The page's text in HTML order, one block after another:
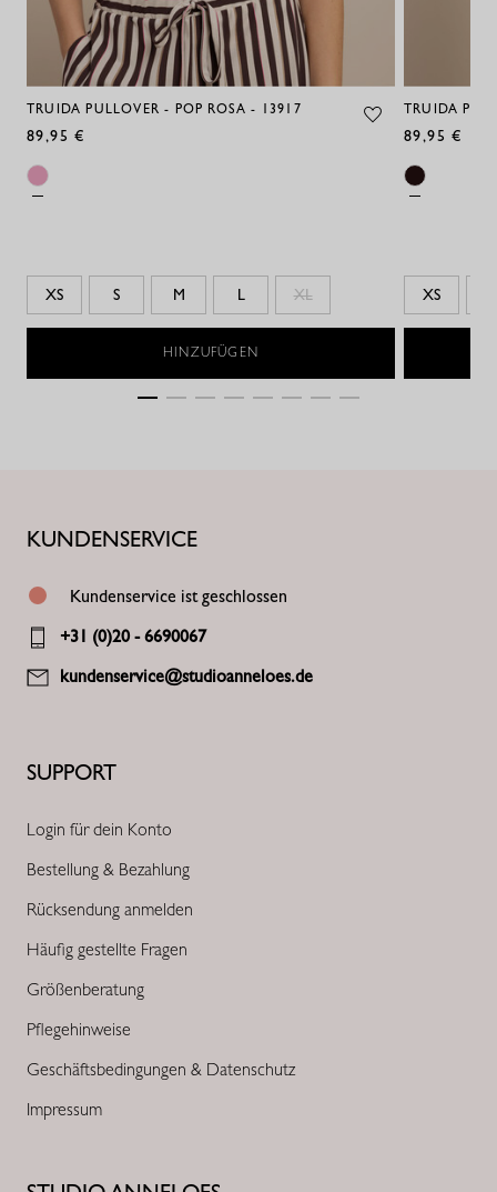
TRUIDA PULLOVER - POP ROSA - 13917
89,95 €
XS S M L XL
HINZUFÜGEN
TRUIDA
89,95 €
XS
SUPPORT
Login für dein Konto
Bestellung & Bezahlung
Rücksendung anmelden
Häufig gestellte Fragen
Größenberatung
Pflegehinweise
Geschäftsbedingungen & Datenschutz
Impressum
KUNDENSERVICE
Kundenservice ist geschlossen
+31 (0)20 - 6690067
kundenservice@studioanneloes.de